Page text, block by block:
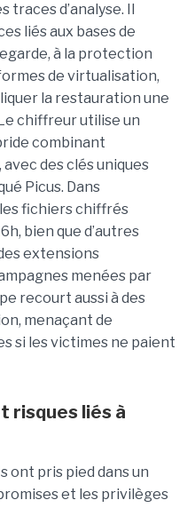
d’analyse. Il
liés aux bases de
à la protection
de virtualisation,
la restauration une
chiffreur utilise un
combinant
des clés uniques
Picus. Dans
les fichiers chiffrés
bien que d’autres
extensions
menées par
recourt aussi à des
menaçant de
si les victimes ne paient
risques liés à
ont pris pied dans un
et les privilèges